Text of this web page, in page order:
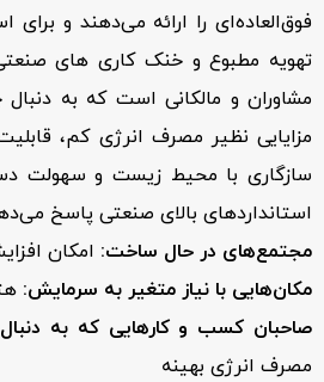
فوق‌العاده‌ای را ارائه می‌دهند و
تهویه مطبوع و خنک کاری های
مشاوران و مالکانی است که به
مزایایی نظیر مصرف انرژی کم،
سازگاری با محیط زیست و سهولت
استانداردهای بالای صنعتی پاسخ
مجتمع‌های در حال ساخت: امکان
مکان‌هایی با نیاز متغیر به سرمایش:
صاحبان کسب و کارهایی که به
مصرف انرژی بهینه